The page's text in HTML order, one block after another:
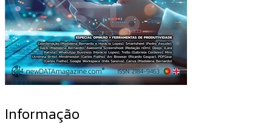
Informação